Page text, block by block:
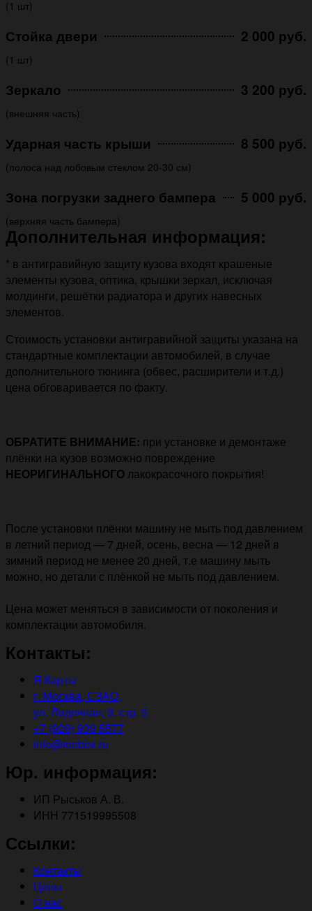
(1 шт)
Стойка двери 2 000 руб.
(1 шт)
Зеркало 3 200 руб.
(внешняя часть)
Ударная часть крыши 8 500 руб.
(полоса над лобовым стеклом 20-30 см)
Зона погрузки заднего бампера 5 000 руб.
(верхняя часть бампера)
Дополнительная информация:
* в антигравийную защиту кузова входят крашеные
элементы кузова, оптика, крышки зеркал, исключая
молдинги, решётки радиатора и других навесных
элементов.
Стоимость установки антигравийной защиты указана на
стандартные комплектации автомобилей, в случае
дополнительного тюнинга (обвес, расширители и т.д.)
цена обговаривается по факту.
ОБРАТИТЕ ВНИМАНИЕ: при установке и демонтаже
плёнки на кузов возможно повреждение
НЕОРИГИНАЛЬНОГОлакокрасочного покрытия!
После установки плёнки машину не мыть под давлением
в летний период — 7 дней, осень, весна — 12 дней в
зимний период не менее 20 дней, т.е машину мыть
можно, но детали с плёнкой не мыть под давлением.
Цена может меняться в зависимости от поколения и
комплектации автомобиля.
Контакты:
Я.Карты
г. Москва, СЗАО,
ул. Лодочная, 3, стр. 5
+7 (929) 939 5577
info@tonbox.ru
Юр. информация:
ИП Рыськов А. В.
ИНН 771519995508
Ссылки:
Контакты
Цены
О нас